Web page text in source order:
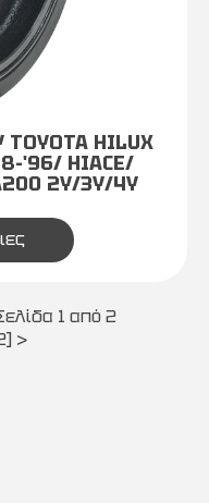
HILUX
'96/ HIACE/
2Y/3Y/4Y
1 από 2
>